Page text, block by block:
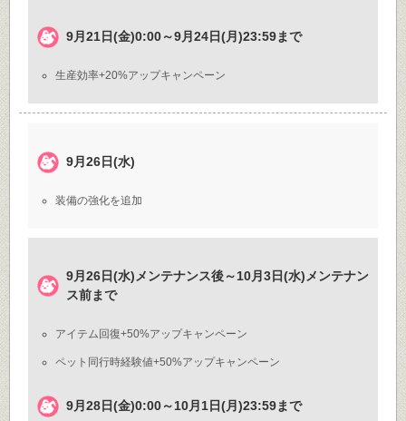
9月21日(金)0:00～9月24日(月)23:59まで
生産効率+20%アップキャンペーン
9月26日(水)
装備の強化を追加
9月26日(水)メンテナンス後～10月3日(水)メンテナン
ス前まで
アイテム回復+50%アップキャンペーン
ペット同行時経験値+50%アップキャンペーン
9月28日(金)0:00～10月1日(月)23:59まで